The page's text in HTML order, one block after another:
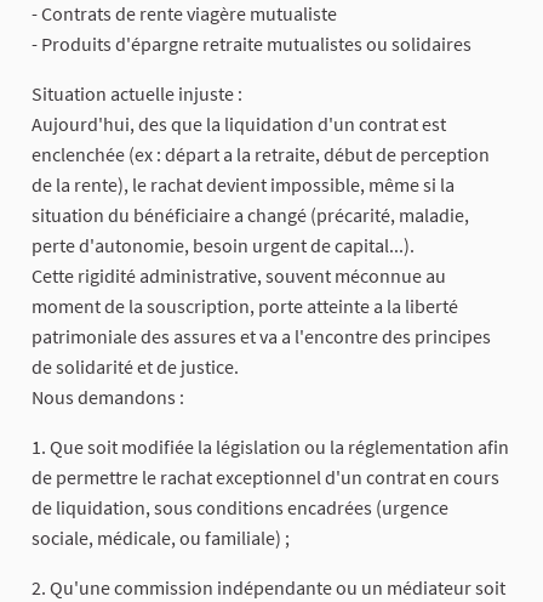
- Contrats de rente viagère mutualiste
- Produits d'épargne retraite mutualistes ou solidaires
Situation actuelle injuste :
Aujourd'hui, des que la liquidation d'un contrat est
enclenchée (ex : départ a la retraite, début de perception
de la rente), le rachat devient impossible, même si la
situation du bénéficiaire a changé (précarité, maladie,
perte d'autonomie, besoin urgent de capital...).
Cette rigidité administrative, souvent méconnue au
moment de la souscription, porte atteinte a la liberté
patrimoniale des assures et va a l'encontre des principes
de solidarité et de justice.
Nous demandons :
1. Que soit modifiée la législation ou la réglementation afin
de permettre le rachat exceptionnel d'un contrat en cours
de liquidation, sous conditions encadrées (urgence
sociale, médicale, ou familiale) ;
2. Qu'une commission indépendante ou un médiateur soit